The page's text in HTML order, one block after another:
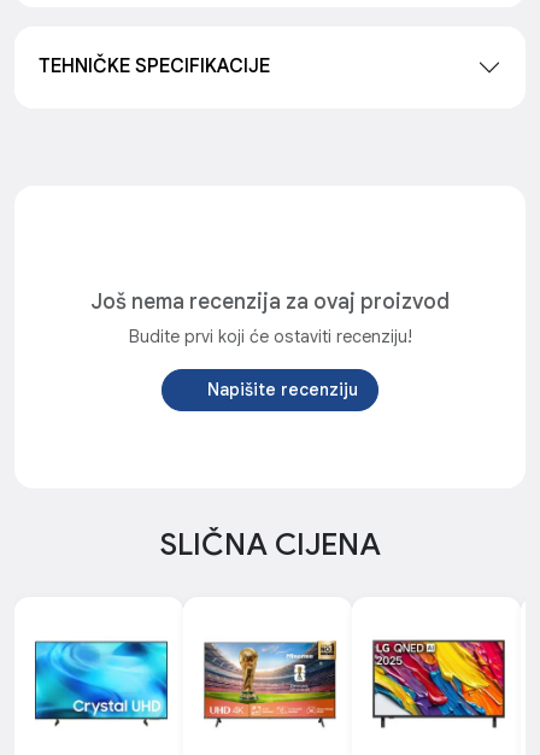
TEHNIČKE SPECIFIKACIJE
Još nema recenzija za ovaj proizvod
Budite prvi koji će ostaviti recenziju!
Napišite recenziju
SLIČNA CIJENA